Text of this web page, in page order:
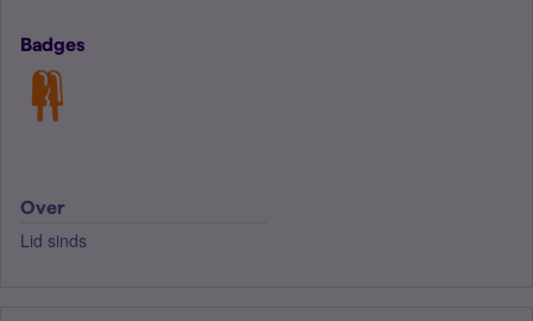
Badges
Over
Lid sinds